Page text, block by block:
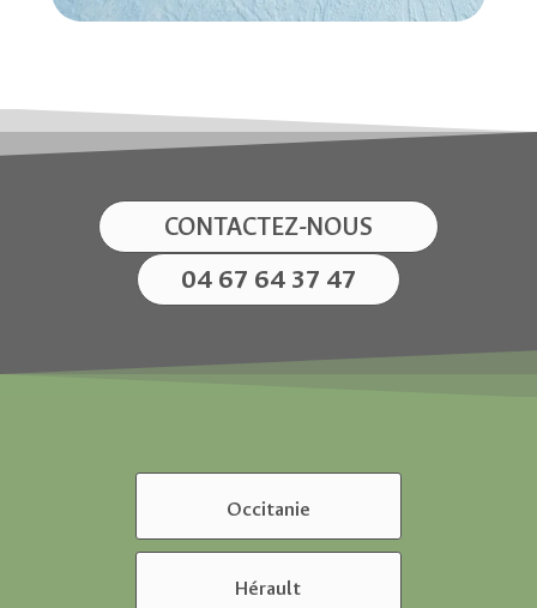
CONTACTEZ-NOUS
04 67 64 37 47
Occitanie
Hérault